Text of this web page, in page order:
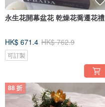
永生花開幕盆花 乾燥花喬遷花禮
HK$ 671.4 HK$ 762.9
可訂製
88 折